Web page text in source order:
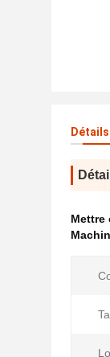
Mettre